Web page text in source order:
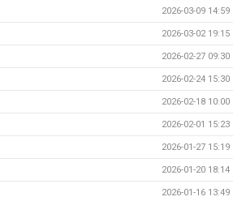
2026-03-09 14:59
2026-03-02 19:15
2026-02-27 09:30
2026-02-24 15:30
2026-02-18 10:00
2026-02-01 15:23
2026-01-27 15:19
2026-01-20 18:14
2026-01-16 13:49